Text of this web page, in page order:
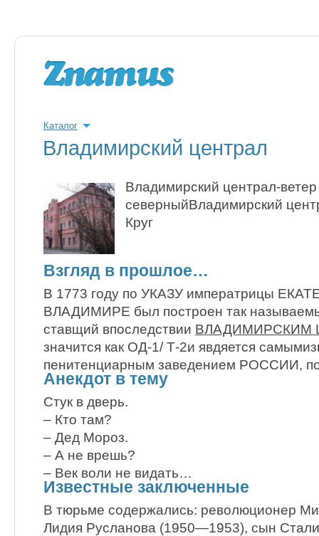
Каталог
Владимирский централ
Владимирский централ-ветер
северныйВладимирский
Круг
Взгляд в прошлое…
В 1773 году по УКАЗУ императрицы
ВЛАДИМИРЕ был построен так
ставщий впоследствии ВЛАДИМИРСКИМ
значится как ОД-1/ Т-2и явдяется
пенитенциарным заведением РОССИИ,
Анекдот в тему
Стук в дверь.
– Кто там?
– Дед Мороз.
– А не врешь?
– Век воли не видать…
Известные заключенные
В тюрьме содержались: революционер
Лидия Русланова (1950—1953), сын